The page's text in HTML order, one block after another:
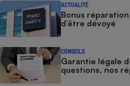
ACTUALITÉ
Bonus
d’être dévoyé
CONSEILS
Garantie légale
questions, nos